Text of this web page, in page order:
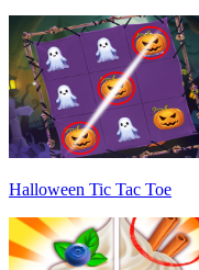
Halloween Tic Tac Toe